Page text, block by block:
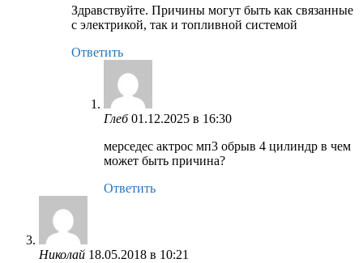
Здравствуйте. Причины могут быть как связанные
с электрикой, так и топливной системой
Ответить
Глеб 01.12.2025 в 16:30
мерседес актрос мп3 обрыв 4 цилиндр в чем
может быть причина?
Ответить
Николай 18.05.2018 в 10:21